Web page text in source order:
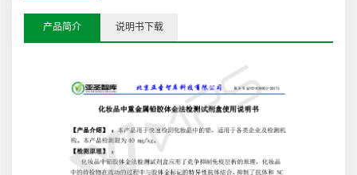
产品简介 说明书下载